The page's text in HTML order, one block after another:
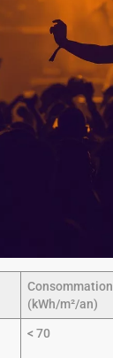
Consommation
(kWh/m²/an)
< 70